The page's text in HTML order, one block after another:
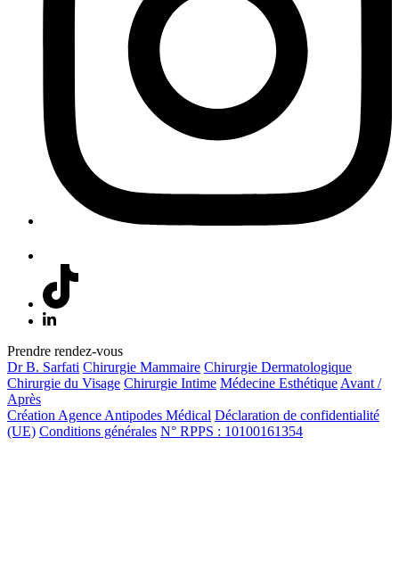
Prendre rendez-vous
Dr B. Sarfati Chirurgie Mammaire Chirurgie Dermatologique
Chirurgie du Visage Chirurgie Intime Médecine Esthétique Avant /
Après
Création Agence Antipodes Médical Déclaration de confidentialité
(UE) Conditions générales N° RPPS : 10100161354